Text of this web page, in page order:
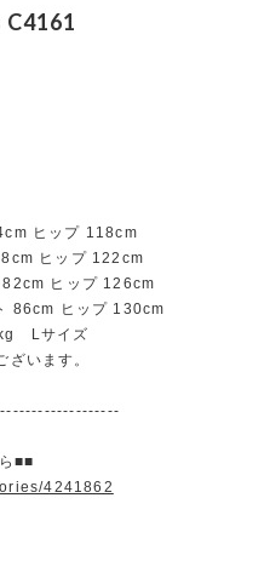
ヒップ 118cm
ヒップ 122cm
ヒップ 126cm
86cm ヒップ 130cm
Lサイズ
います。
■■
4241862